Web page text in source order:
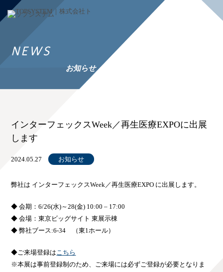
NEWS
お知らせ
インターフェックスWeek／再生医療EXPOに出展
します
2024.05.27 お知らせ
弊社は インターフェックスWeek／再生医療EXPO に出展します。
◆ 会期：6/26(水)～28(金) 10:00 – 17:00
◆ 会場：東京ビッグサイト 東展示棟
◆ 弊社ブース:6-34 （東1ホール）
◆ご来場登録はこちら
※本展は事前登録制のため、ご来場には必ずご登録が必要となりま